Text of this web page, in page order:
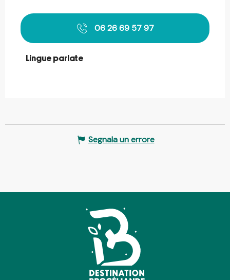
06 26 69 57 97
Lingue parlate
Lingue parlate
Segnala un errore